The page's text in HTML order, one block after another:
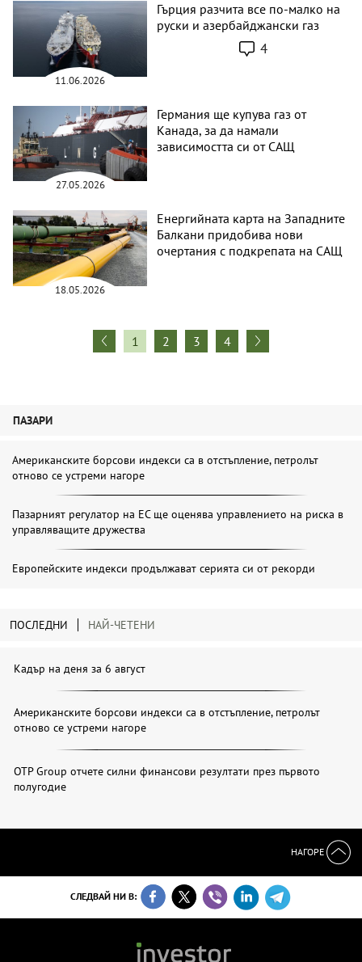
11.06.2026
Гърция разчита все по-малко на
руски и азербайджански газ
4
27.05.2026
Германия ще купува газ от
Канада, за да намали
зависимостта си от САЩ
18.05.2026
Енергийната карта на Западните
Балкани придобива нови
очертания с подкрепата на САЩ
1 2 3 4
ПАЗАРИ
Американските борсови индекси са в отстъпление, петролът
отново се устреми нагоре
Пазарният регулатор на ЕС ще оценява управлението на риска в
управляващите дружества
Европейските индекси продължават серията си от рекорди
ПОСЛЕДНИ НАЙ-ЧЕТЕНИ
Кадър на деня за 6 август
Американските борсови индекси са в отстъпление, петролът
отново се устреми нагоре
OTP Group отчете силни финансови резултати през първото
полугодие
НАГОРЕ
СЛЕДВАЙ НИ В: